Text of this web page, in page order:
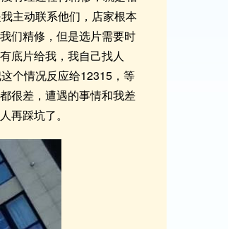
主动联系他们，店家根本
们精修，但是选片需要时
底片给我，我自己找人
个情况反应给12315，等
很差，遭遇的事情和我差
再踩坑了。